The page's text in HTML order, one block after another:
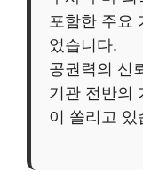
포함한 주요
었습니다.
공권력의 신
기관 전반의
이 쏠리고 있